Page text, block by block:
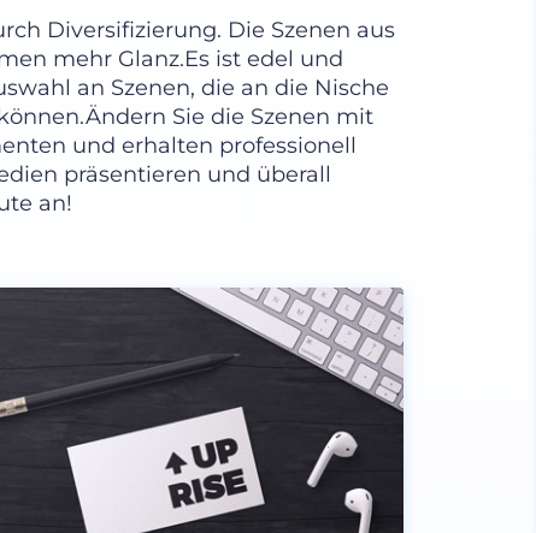
Diversifizierung. Die Szenen aus
mehr Glanz.Es ist edel und
an Szenen, die an die Nische
Sie die Szenen mit
und erhalten professionell
präsentieren und überall
an!